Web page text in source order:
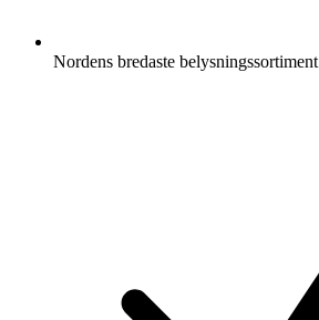
Nordens bredaste belysningssortiment